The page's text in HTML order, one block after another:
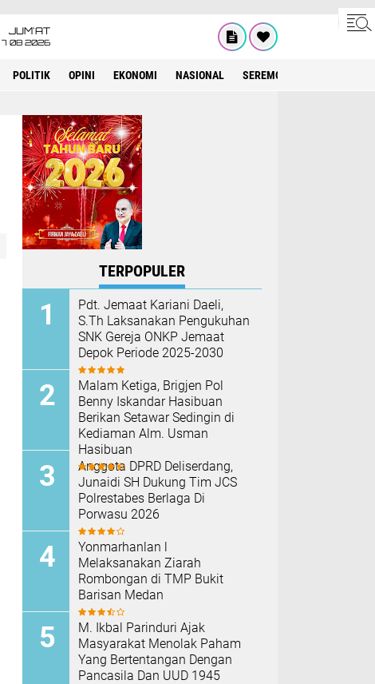
JUM'AT
7 08 2026
POLITIK OPINI EKONOMI NASIONAL SEREMONIAL
TERPOPULER
Pdt. Jemaat Kariani Daeli,
S.Th Laksanakan Pengukuhan
SNK Gereja ONKP Jemaat
Depok Periode 2025-2030
Malam Ketiga, Brigjen Pol
Benny Iskandar Hasibuan
Berikan Setawar Sedingin di
Kediaman Alm. Usman
Hasibuan
Anggota DPRD Deliserdang,
Junaidi SH Dukung Tim JCS
Polrestabes Berlaga Di
Porwasu 2026
Yonmarhanlan l
Melaksanakan Ziarah
Rombongan di TMP Bukit
Barisan Medan
M. Ikbal Parinduri Ajak
Masyarakat Menolak Paham
Yang Bertentangan Dengan
Pancasila Dan UUD 1945